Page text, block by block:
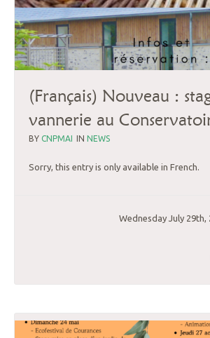
(Français) Nouveau :
vannerie au
BYCNPMAI IN NEWS
Sorry, this entry is only available in French.
Wednesday July 29th,